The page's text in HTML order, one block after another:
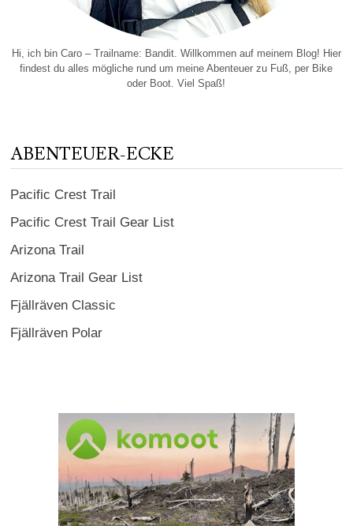
Hi, ich bin Caro – Trailname: Bandit. Willkommen auf meinem Blog! Hier
findest du alles mögliche rund um meine Abenteuer zu Fuß, per Bike
oder Boot. Viel Spaß!
ABENTEUER-ECKE
Pacific Crest Trail
Pacific Crest Trail Gear List
Arizona Trail
Arizona Trail Gear List
Fjällräven Classic
Fjällräven Polar